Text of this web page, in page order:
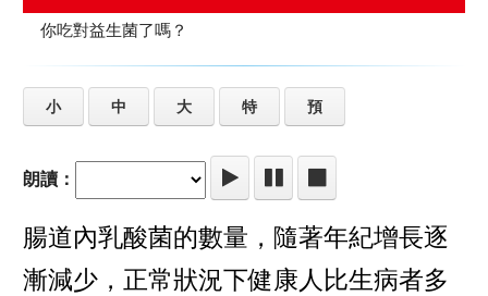
你吃對益生菌了嗎？
小 中 大 特 預
朗讀：
腸道內乳酸菌的數量，隨著年紀增長逐
漸減少，正常狀況下健康人比生病者多